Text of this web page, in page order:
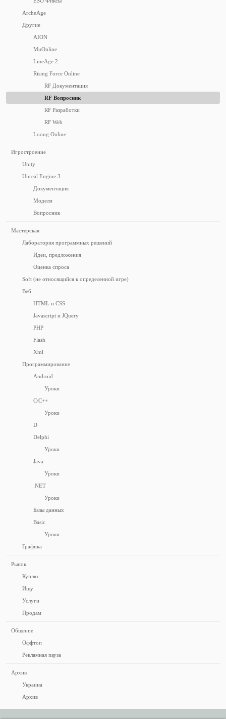
ArcheAge
Другие
AION
MuOnline
LineAge 2
Rising Force Online
RF Документация
RF Вопросник
RF Разработки
RF Web
Loong Online
Игростроение
Unity
Unreal Engine 3
Документация
Модели
Вопросник
Мастерская
Лаборатория программных решений
Идеи, предложения
Оценка спроса
Soft (не относящийся к определенной игре)
Веб
HTML и CSS
Javascript и JQuery
PHP
Flash
Xml
Программирование
Android
Уроки
C/C++
Уроки
D
Delphi
Уроки
Java
Уроки
.NET
Уроки
Базы данных
Basic
Уроки
Графика
Рынок
Куплю
Ищу
Услуги
Продам
Общение
Оффтоп
Рекламная пауза
Архив
Украина
Архив